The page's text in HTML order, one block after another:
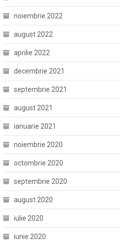
noiembrie 2022
august 2022
aprilie 2022
decembrie 2021
septembrie 2021
august 2021
ianuarie 2021
noiembrie 2020
octombrie 2020
septembrie 2020
august 2020
iulie 2020
iunie 2020